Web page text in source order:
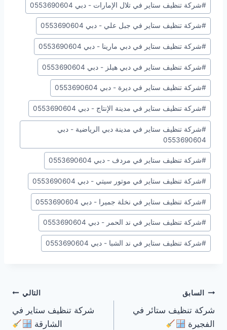
#شركة تنظيف ستاير في تلال الإمارات - دبي 0553690604
#شركة تنظيف ستاير في جبل علي - دبي 0553690604
#شركة تنظيف ستاير في دبي مارينا - دبي 0553690604
#شركة تنظيف ستاير في دبي هيلز - دبي 0553690604
#شركة تنظيف ستاير في ديرة - دبي 0553690604
#شركة تنظيف ستاير في مدينة الإنتاج - دبي 0553690604
#شركة تنظيف ستاير في مدينة دبي الرياضية - دبي
0553690604
#شركة تنظيف ستاير في مردف - دبي 0553690604
#شركة تنظيف ستاير في موتور سيتي - دبي 0553690604
#شركة تنظيف ستاير في نخلة جميرا - دبي 0553690604
#شركة تنظيف ستاير في ند الحمر - دبي 0553690604
#شركة تنظيف ستاير في ند الشبا - دبي 0553690604
تصفّح
المقالات
السابق
شركة تنظيف ستائر في
الفجيرة
التالي
شركة تنظيف ستاير في
الشارقة